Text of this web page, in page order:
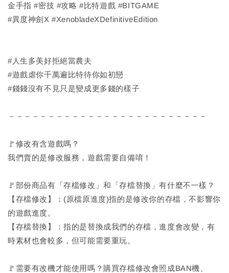
金手指 #密技 #攻略 #比特遊戲 #BITGAME
#異度神劍X #XenobladeXDefinitiveEdition
#人生多美好拒絕當農夫
#遊戲虐你千萬遍比特待你如初戀
#錢錢沒有不見只是變成更多錢的樣子
－－－－－－－－－－－－－－－－－－－－－－－－－
🚩修改有含遊戲嗎？
我們賣的是修改服務，遊戲需要自備唷！
🚩部份商品有「存檔修改」和「存檔替換」有什麼不一樣？
【存檔修改】：(原檔原進度)指的是修改你的存檔，不影響你
的遊戲進度。
【存檔替換】：指的是替換成我們的存檔，進度會改變，有
時素材也會較多，但可能需要重玩。
🚩需要有改機才能使用嗎？購買存檔修改會照成BAN機、